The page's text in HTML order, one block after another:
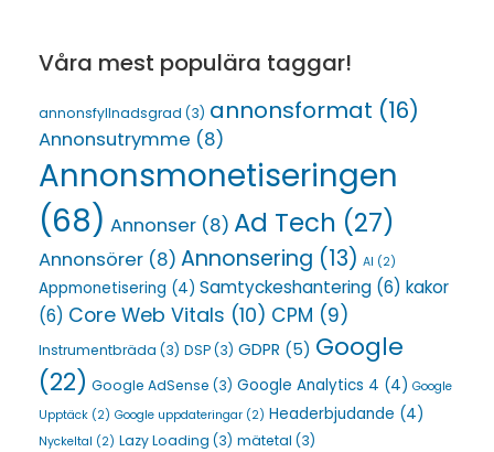
Våra mest populära taggar!
annonsfyllnadsgrad (3) annonsformat (16)
Annonsutrymme (8)
Annonsmonetiseringen
(68) Annonser (8) Ad Tech (27)
Annonsörer (8) Annonsering (13) AI (2)
Appmonetisering (4) Samtyckeshantering (6) kakor
(6) Core Web Vitals (10) CPM (9)
Instrumentbräda (3) DSP(3) GDPR (5) Google
(22) Google AdSense (3) Google Analytics 4 (4) Google
Upptäck (2) Google uppdateringar (2) Headerbjudande (4)
Nyckeltal (2) Lazy Loading (3) mätetal (3)